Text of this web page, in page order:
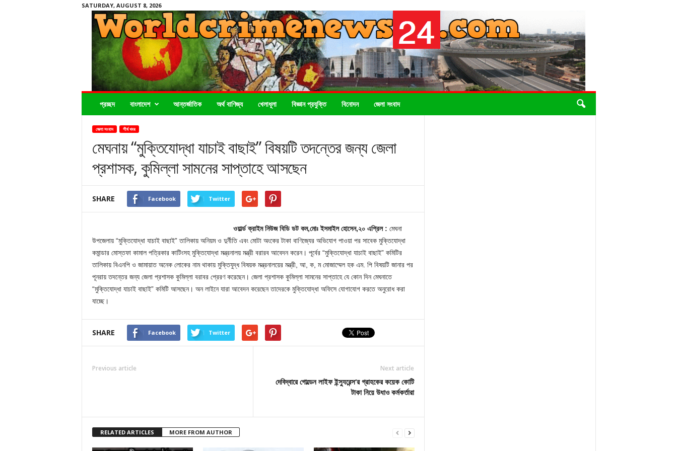
SATURDAY, AUGUST 8, 2026
প্রচ্ছদ বাংলাদেশ আন্তর্জাতিক অর্থ বাণিজ্য খেলাধূলা বিজ্ঞান প্রযুক্তি বিনোদন জেলা সংবাদ
জেলা সংবাদ শীর্ষ খবর
মেঘনায় “মুক্তিযোদ্ধা যাচাই বাছাই” বিষয়টি তদন্তের জন্য জেলা
প্রশাসক, কুমিল্লা সামনের সাপ্তাহে আসছেন
SHARE Facebook Twitter
ওয়ার্ল্ড ক্রাইম নিউজ বিডি ডট কম,মোঃ ইসমাইল হোসেন,২০ এপ্রিল : মেঘনা
উপজেলায় “মুক্তিযোদ্ধা যাচাই বাছাই” তালিকায় অনিয়ম ও দুর্নীতি এবং মোটা অংকের টাকা বাণিজ্যের অভিযোগ পাওয়া পর সাবেক মুক্তিযোদ্ধা
কমান্ডার মোস্তফা কামাল পত্রিকার কাটিংসহ মুক্তিযোদ্ধা মন্ত্রনালয় মন্ত্রী বরারব আবেদন করেন। পূর্বের “মুক্তিযোদ্ধা যাচাই বাছাই” কমিটির
তালিকায় বিএনপি ও জামায়াত অনেক লোকের নাম থাকায় মুক্তিযুদ্ধ বিষয়ক মন্ত্রনালয়ের মন্ত্রী, আ, ক, ম মোজাম্মেল হক এম. পি বিষয়টি জানার পর
পূনরায় তদন্তের জন্য জেলা প্রশাসক কুমিল্লা বরাবর প্রেরণ করেছেন। জেলা প্রশাসক কুমিল্লা সামনের সাপ্তাহে যে কোন দিন মেঘনাতে
“মুক্তিযোদ্ধা যাচাই বাছাই” কমিটি আসছেন। অন লাইনে যারা আবেদন করেছেন তাদেরকে মুক্তিযোদ্ধা অফিসে যোগাযোগ করতে অনুরোধ করা
যাচ্ছে।
SHARE Facebook Twitter
Previous article Next article
দেবিদ্বারে গোল্ডেন লাইফ ইন্স্যুরেন্স’র গ্রাহকের কয়েক কোটি
টাকা নিয়ে উধাও কর্মকর্তারা
RELATED ARTICLES MORE FROM AUTHOR